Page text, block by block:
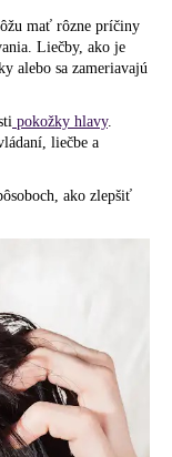
mať rôzne príčiny
Liečby, ako je
alebo sa zameriavajú
pokožky hlavy.
liečbe a
ako zlepšiť